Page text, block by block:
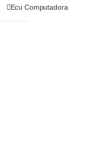
Ecu Computadora